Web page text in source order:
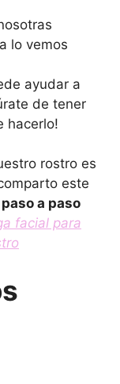
lo vemos
ayudar a
de tener
hacerlo!
rostro es
este
paso a paso
facial para